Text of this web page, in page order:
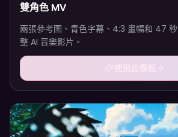
雙角色 MV
兩張參考图、青色字幕、4:3 畫幅和 47
整 AI 音樂影片。